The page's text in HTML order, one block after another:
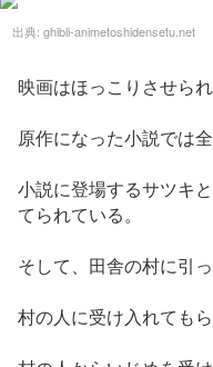
出典: ghibli-animetoshidensetu.net
映画はほっこりさせら
原作になった小説では
小説に登場するサツキ
てられている。
そして、田舎の村に引
村の人に受け入れても